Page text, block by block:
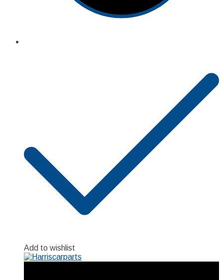
Add to wishlist